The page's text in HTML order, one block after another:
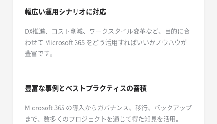
幅広い運用シナリオに対応
DX推進、コスト削減、ワークスタイル変革など、目的に合
わせて Microsoft 365 をどう活用すればいいかノウハウが
豊富です。
豊富な事例とベストプラクティスの蓄積
Microsoft 365 の導入からガバナンス、移行、バックアップ
まで、数多くのプロジェクトを通じて得た知見を活用。